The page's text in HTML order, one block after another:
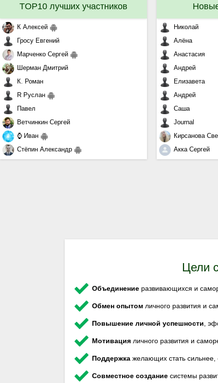
TOP10 лучших участников
К Алексей
Гросу Евгений
Марченко Сергей
Шерман Дмитрий
К. Роман
R Руслан
Павел
Ветчинкин Сергей
⌚ Иван
Стёпин Александр
Николай
Алёна
Анастасия
Андрей
Елизавета
Андрей
Саша
Journal
Кирсанова
Акка Сергей
Цели
Объединениеразвивающихся и
Обмен опытомличного развития и
Повышение личной успешности ,
Мотивацияличного развития и
Поддержкажелающих стать сильнее,
Совместное созданиесистемы